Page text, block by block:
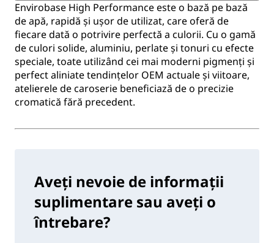
Envirobase High Performance este o bază pe bază
de apă, rapidă și ușor de utilizat, care oferă de
fiecare dată o potrivire perfectă a culorii. Cu o gamă
de culori solide, aluminiu, perlate și tonuri cu efecte
speciale, toate utilizând cei mai moderni pigmenți și
perfect aliniate tendințelor OEM actuale și viitoare,
atelierele de caroserie beneficiază de o precizie
cromatică fără precedent.
Aveți nevoie de informații
suplimentare sau aveți o
întrebare?